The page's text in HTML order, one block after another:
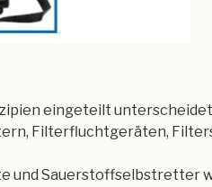
eingeteilt
Filterfluchtgeräten,
und Sauerstoffselbstretter